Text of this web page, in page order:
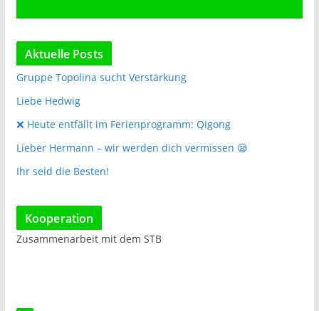
Aktuelle Posts
Gruppe Topolina sucht Verstärkung
Liebe Hedwig
❌️ Heute entfällt im Ferienprogramm: Qigong
Lieber Hermann – wir werden dich vermissen 😪
Ihr seid die Besten!
Kooperation
Zusammenarbeit mit dem STB